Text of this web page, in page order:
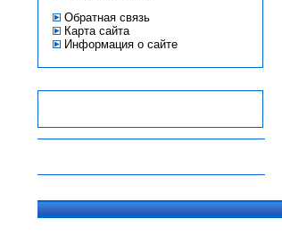
Обратная связь
Карта сайта
Информация о сайте